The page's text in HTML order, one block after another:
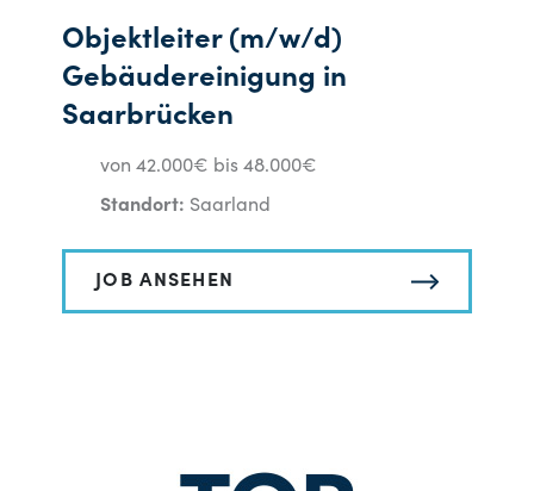
Objektleiter (m/w/d)
Gebäudereinigung in
Saarbrücken
von 42.000€ bis 48.000€
Standort: Saarland
JOB ANSEHEN